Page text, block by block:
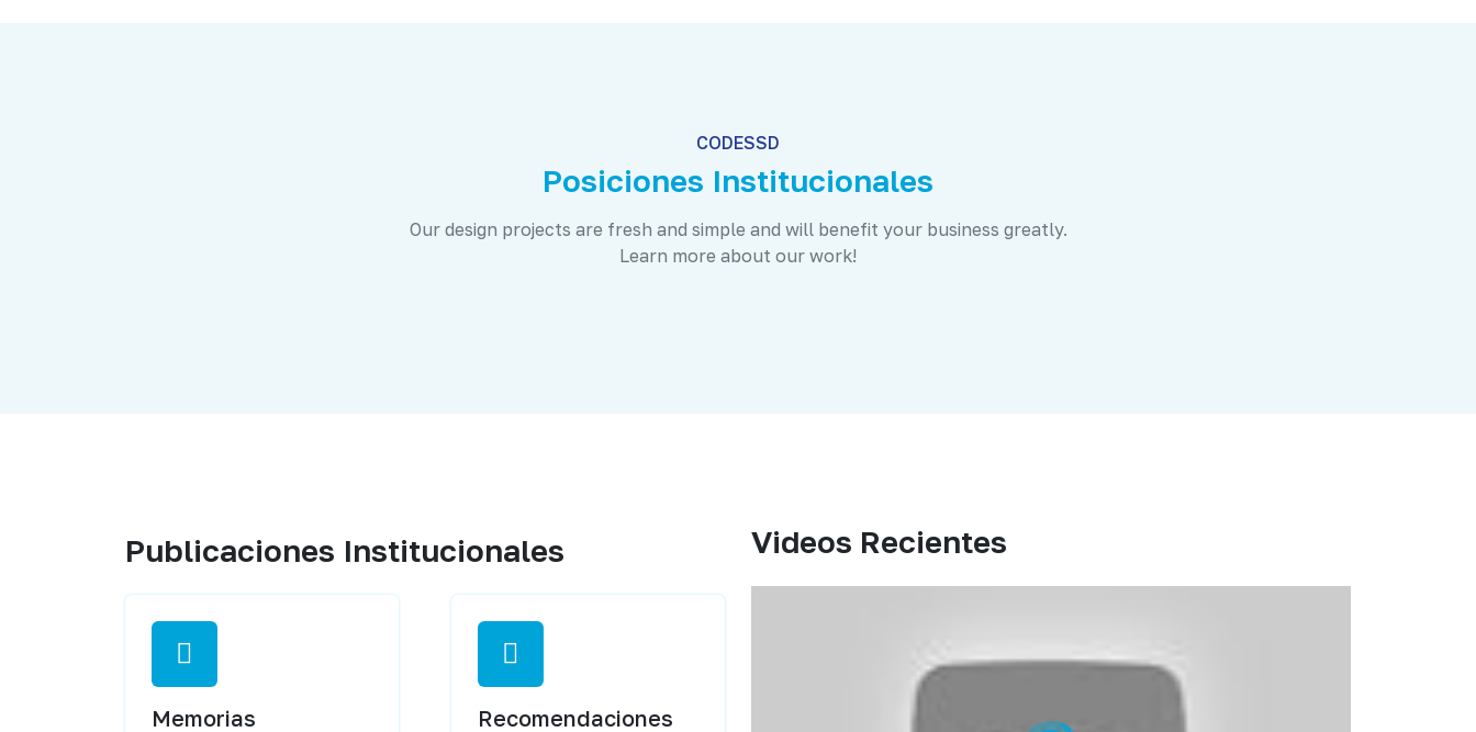
CODESSD
Posiciones Institucionales
Our design projects are fresh and simple and will benefit your business greatly.
Learn more about our work!
Publicaciones Institucionales
Memorias
Recomendaciones
Videos Recientes